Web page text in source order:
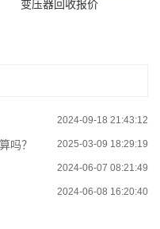
变压器回收报价
2024-09-18 21:43:12
吗？ 2025-03-09 18:29:19
2024-06-07 08:21:49
2024-06-08 16:20:40